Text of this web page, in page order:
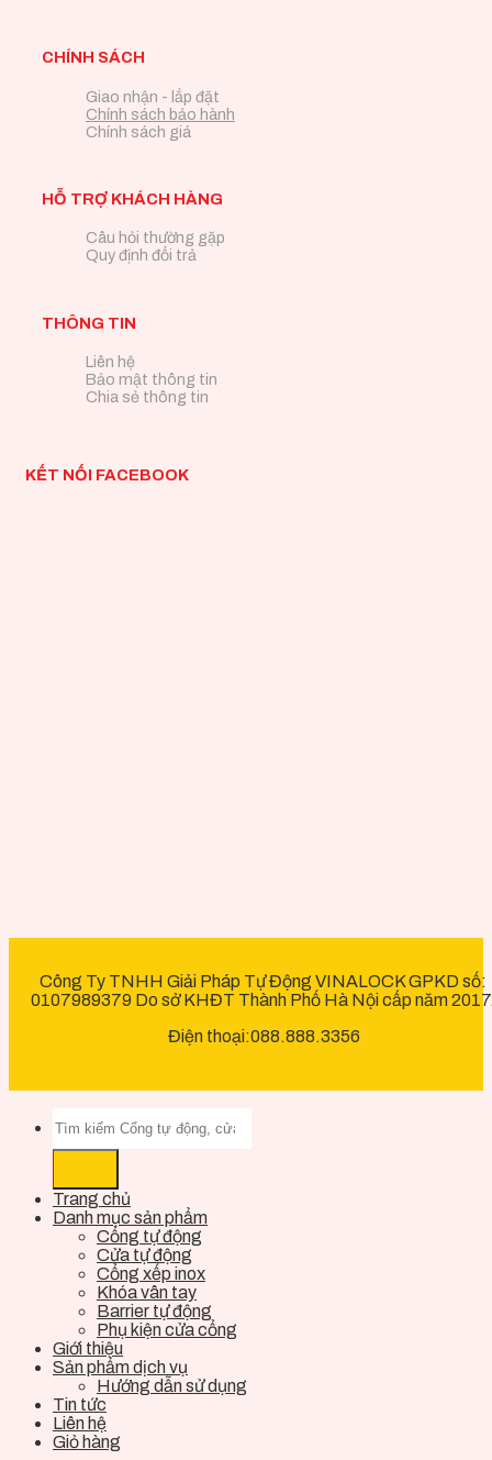
CHÍNH SÁCH
Giao nhận - lắp đặt
Chính sách bảo hành
Chính sách giá
HỖ TRỢ KHÁCH HÀNG
Câu hỏi thường gặp
Quy định đổi trả
THÔNG TIN
Liên hệ
Bảo mật thông tin
Chia sẻ thông tin
KẾT NỐI FACEBOOK
Công Ty TNHH Giải Pháp Tự Động VINALOCK GPKD số:
0107989379 Do sở KHĐT Thành Phố Hà Nội cấp năm
Điện thoại:088.888.3356
Trang chủ
Danh mục sản phẩm
Cổng tự động
Cửa tự động
Cổng xếp inox
Khóa vân tay
Barrier tự động
Phụ kiện cửa cổng
Giới thiệu
Sản phẩm dịch vụ
Hướng dẫn sử dụng
Tin tức
Liên hệ
Giỏ hàng